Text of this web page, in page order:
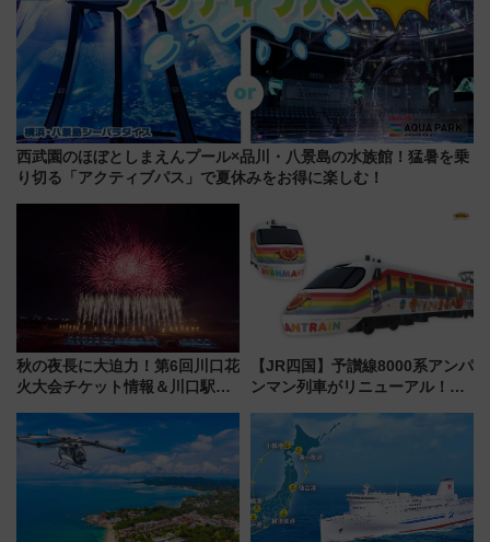
西武園のほぼとしまえんプール×品川・八景島の水族館！猛暑を乗
り切る「アクティブパス」で夏休みをお得に楽しむ！
秋の夜長に大迫力！第6回川口花
火大会チケット情報＆川口駅か
【JR四国】予讃線8000系アンパ
ンマン列車がリニューアル！内
今年12月